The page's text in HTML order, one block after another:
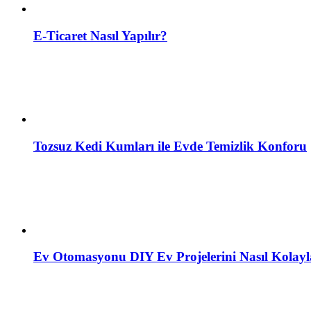
E-Ticaret Nasıl Yapılır?
Tozsuz Kedi Kumları ile Evde Temizlik Konforu
Ev Otomasyonu DIY Ev Projelerini Nasıl